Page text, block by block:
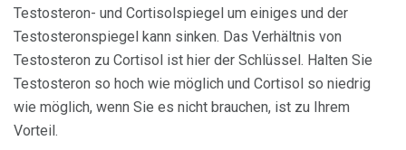
Testosteron- und Cortisolspiegel um einiges und der
Testosteronspiegel kann sinken. Das Verhältnis von
Testosteron zu Cortisol ist hier der Schlüssel. Halten Sie
Testosteron so hoch wie möglich und Cortisol so niedrig
wie möglich, wenn Sie es nicht brauchen, ist zu Ihrem
Vorteil.